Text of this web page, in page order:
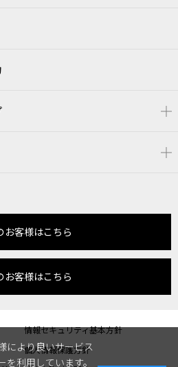
お客様はこちら
お客様はこちら
情報セキュリティ基本方針
個人情報保護方針
により良いサービス
利用しています。